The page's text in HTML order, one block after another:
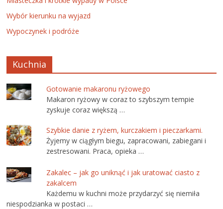
Wybór kierunku na wyjazd
Wypoczynek i podróże
Kuchnia
Gotowanie makaronu ryżowego
Makaron ryżowy w coraz to szybszym tempie
zyskuje coraz większą …
Szybkie danie z ryżem, kurczakiem i pieczarkami.
Żyjemy w ciągłym biegu, zapracowani, zabiegani i
zestresowani. Praca, opieka …
Zakalec – jak go uniknąć i jak uratować ciasto z
zakalcem
Każdemu w kuchni może przydarzyć się niemiła
niespodzianka w postaci …